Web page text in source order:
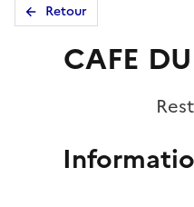
Retour
CAFE